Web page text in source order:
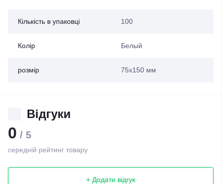
Кількість в упаковці 100
Колір Белый
розмір 75х150 мм
Відгуки
0 / 5
середній рейтинг товару
+ Додати відгук